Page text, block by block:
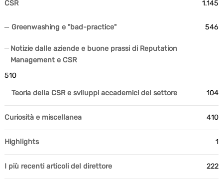
CSR 1.145
Greenwashing e "bad-practice" 546
Notizie dalle aziende e buone prassi di Reputation
Management e CSR
510
Teoria della CSR e sviluppi accademici del settore 104
Curiosità e miscellanea 410
Highlights 1
I più recenti articoli del direttore 222